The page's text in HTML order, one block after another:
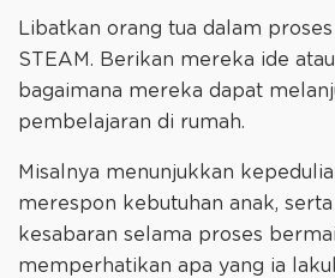
Libatkan orang tua dalam
STEAM. Berikan mereka ide
bagaimana mereka dapat
pembelajaran di rumah.
Misalnya menunjukkan
merespon kebutuhan anak,
kesabaran selama proses
memperhatikan apa yang ia